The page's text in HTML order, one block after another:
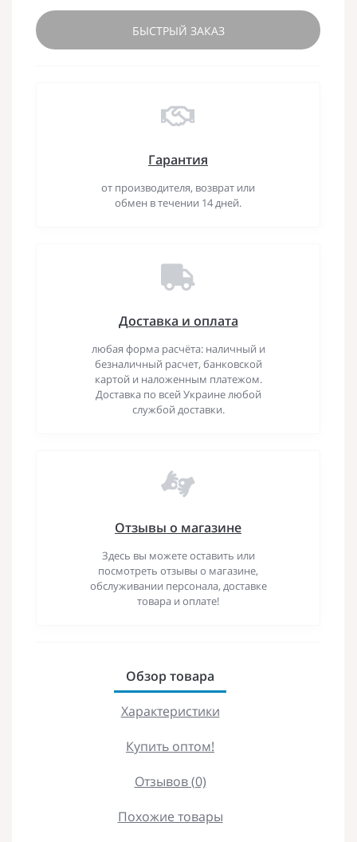
БЫСТРЫЙ ЗАКАЗ
Гарантия
от производителя, возврат или
обмен в течении 14 дней.
Доставка и оплата
любая форма расчёта: наличный и
безналичный расчет, банковской
картой и наложенным платежом.
Доставка по всей Украине любой
службой доставки.
Отзывы о магазине
Здесь вы можете оставить или
посмотреть отзывы о магазине,
обслуживании персонала, доставке
товара и оплате!
Обзор товара
Характеристики
Купить оптом!
Отзывов (0)
Похожие товары